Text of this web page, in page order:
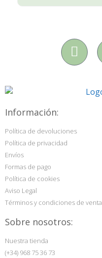
Información:
Política de devoluciones
Política de privacidad
Envíos
Formas de pago
Política de cookies
Aviso Legal
Términos y condiciones de venta
Sobre nosotros:
Nuestra tienda
(+34) 968 75 36 73